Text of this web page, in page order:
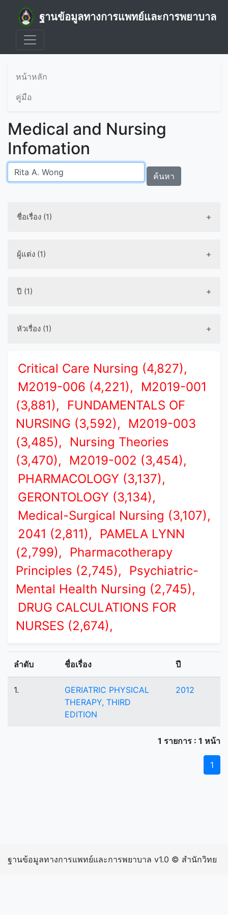
ฐานข้อมูลทางการแพทย์และการพยาบาล
หน้าหลัก
คู่มือ
Medical and Nursing
Infomation
ค้นหา
ชื่อเรื่อง (1)
ผู้แต่ง (1)
ปี (1)
หัวเรื่อง (1)
Critical Care Nursing (4,827),
M2019-006 (4,221),
M2019-001
(3,881),
FUNDAMENTALS OF
NURSING (3,592),
M2019-003
(3,485),
Nursing Theories
(3,470),
M2019-002 (3,454),
PHARMACOLOGY (3,137),
GERONTOLOGY (3,134),
Medical-Surgical Nursing (3,107),
2041 (2,811),
PAMELA LYNN
(2,799),
Pharmacotherapy
Principles (2,745),
Psychiatric-
Mental Health Nursing (2,745),
DRUG CALCULATIONS FOR
NURSES (2,674),
ลำดับ ชื่อเรื่อง ปี
1.
GERIATRIC PHYSICAL
THERAPY, THIRD
EDITION
2012
1 รายการ : 1 หน้า
1
ฐานข้อมูลทางการแพทย์และการพยาบาล v1.0 © สำนักวิทย